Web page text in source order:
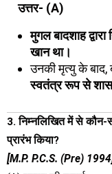
उत्तर- (A)
मुगल बादशाह
खान था।
उनकी मृत्यु के बाद,
स्वतंत्र रूप से
3. निम्नलिखित में से कौन-
प्रारंभ किया?
[M.P. P.C.S. (Pre)